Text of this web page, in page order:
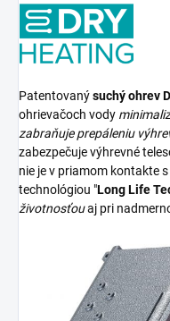
Patentovanýsuchý ohrev
ohrievačoch vody
zabraňuje prepáleniu
zabezpečuje výhrevné
nie je v priamom kontakte
technológiou "Long Life
životnosťouaj pri